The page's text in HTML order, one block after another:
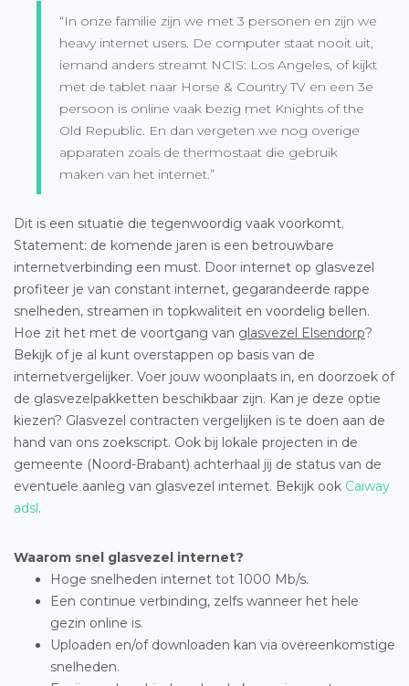
“In onze familie zijn we met 3 personen en zijn we
heavy internet users. De computer staat nooit uit,
iemand anders streamt NCIS: Los Angeles, of kijkt
met de tablet naar Horse & Country TV en een 3e
persoon is online vaak bezig met Knights of the
Old Republic. En dan vergeten we nog overige
apparaten zoals de thermostaat die gebruik
maken van het internet.”
Dit is een situatie die tegenwoordig vaak voorkomt.
Statement: de komende jaren is een betrouwbare
internetverbinding een must. Door internet op glasvezel
profiteer je van constant internet, gegarandeerde rappe
snelheden, streamen in topkwaliteit en voordelig bellen.
Hoe zit het met de voortgang van glasvezel Elsendorp?
Bekijk of je al kunt overstappen op basis van de
internetvergelijker. Voer jouw woonplaats in, en doorzoek of
de glasvezelpakketten beschikbaar zijn. Kan je deze optie
kiezen? Glasvezel contracten vergelijken is te doen aan de
hand van ons zoekscript. Ook bij lokale projecten in de
gemeente (Noord-Brabant) achterhaal jij de status van de
eventuele aanleg van glasvezel internet. Bekijk ook Caiway
adsl.
Waarom snel glasvezel internet?
Hoge snelheden internet tot 1000 Mb/s.
Een continue verbinding, zelfs wanneer het hele
gezin online is.
Uploaden en/of downloaden kan via overeenkomstige
snelheden.